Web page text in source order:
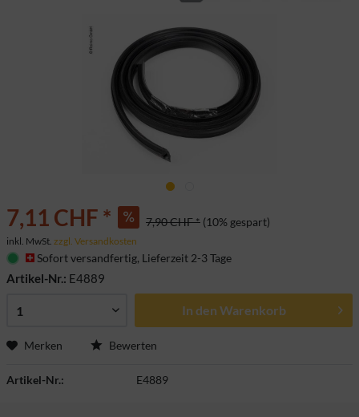
7,11 CHF * 7,90 CHF * (10% gespart)
inkl. MwSt. zzgl. Versandkosten
Sofort versandfertig, Lieferzeit 2-3 Tage
Artikel-Nr.: E4889
In den Warenkorb
Merken Bewerten
Artikel-Nr.: E4889